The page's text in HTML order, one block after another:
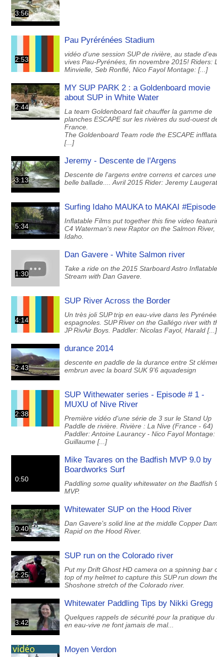
3:56
2:53
Pau Pyrérénées Stadium
vidéo d'une session SUP de rivière, au stade
vives Pau-Pyrénées, fin novembre 2015! Riders:
Minvielle, Seb Ronflé, Nico Fayol Montage: [...]
2:44
MY SUP PARK 2 : a Goldenboard movie
about SUP in White Water
La team Goldenboard fait chauffer la gamme de
planches ESCAPE sur les rivières du sud-ouest
France.
The Goldenboard Team rode the ESCAPE
[...]
3:13
Jeremy - Descente de l'Argens
Descente de l'argens entre correns et carces une
belle ballade.... Avril 2015 Rider: Jeremy Laugerat
5:34
Surfing Idaho MAUKA to MAKAI
Inflatable Films put together this fine video
C4 Waterman's new Raptor on the Salmon River,
Idaho.
1:30
Dan Gavere - White Salmon river
Take a ride on the 2015 Starboard Astro Inflatable
Stream with Dan Gavere.
4:14
SUP River Across the Border
Un très joli SUP trip en eau-vive dans les
espagnoles. SUP River on the Gallégo river with
JP RivAir Boys. Paddler: Nicolas Fayol, Harald [...]
2:43
durance 2014
descente en paddle de la durance entre St
embrun avec la board SUK 9'6 aquadesign
2:38
SUP Withewater series - Episode # 1 -
MUXU of Nive River
Première vidéo d'une série de 3 sur le Stand Up
Paddle de rivière. Rivière : La Nive (France - 64)
Paddler: Antoine Laurancy - Nico Fayol Montage:
Guillaume [...]
0:50
Mike Tavares on the Badfish MVP 9.0 by
Boardworks Surf
Paddling some quality whitewater on the Badfish
MVP.
0:40
Whitewater SUP on the Hood River
Dan Gavere's solid line at the middle Copper
Rapid on the Hood River.
2:25
SUP run on the Colorado river
Put my Drift Ghost HD camera on a spinning bar
top of my helmet to capture this SUP run down
Shoshone stretch of the Colorado river.
3:42
Whitewater Paddling Tips by Nikki Gregg
Quelques rappels de sécurité pour la pratique du
en eau-vive ne font jamais de mal...
Moyen Verdon